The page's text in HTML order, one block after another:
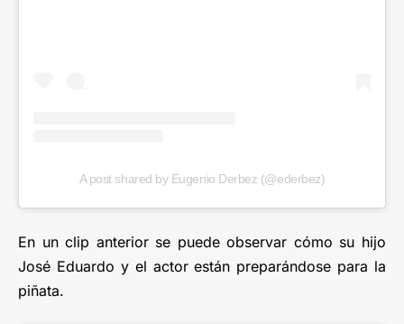
A post shared by Eugenio Derbez (@ederbez)
En un clip anterior se puede observar cómo su hijo
José Eduardo y el actor están preparándose para la
piñata.